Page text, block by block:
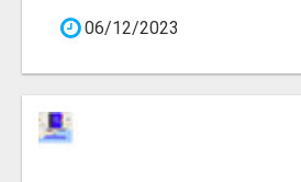
06/12/2023